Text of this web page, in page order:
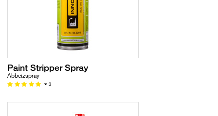
Paint Stripper Spray
Abbeizspray
3